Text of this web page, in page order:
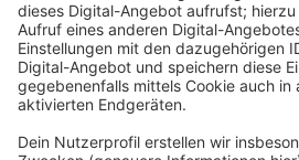
Parken in zweiter Reihe.
Verkehrsfluss gemessen und
Wetterdaten erfasst. Die
aber auch als Ladestationen für
erweitern das 5G-Netz. Die Stadt
smarten Laternen in